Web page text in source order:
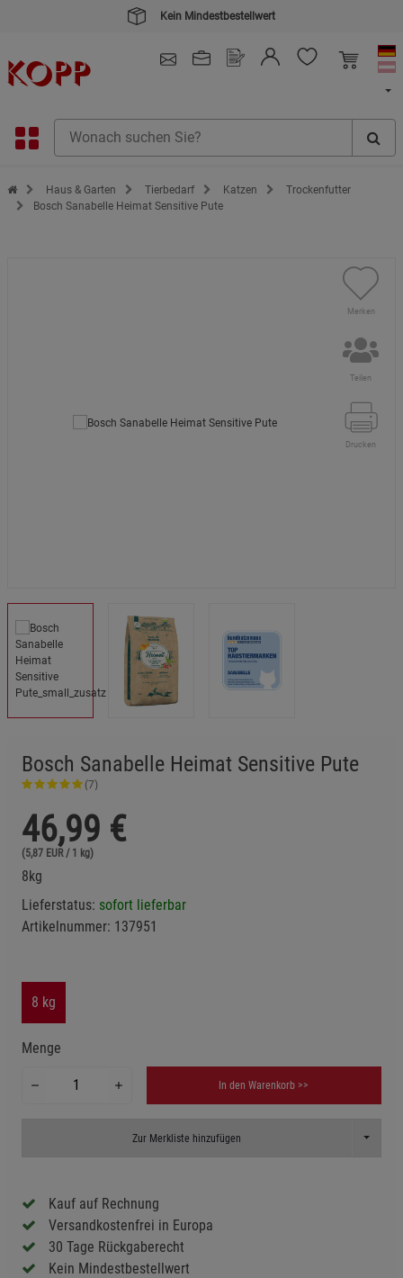
Zur Startseite des Kopp Verlag Online-Shop
Haus & Garten Tierbedarf Katzen
Trockenfutter
Bosch Sanabelle Heimat Sensitive Pute
Merken
Teilen
Drucken
Bosch Sanabelle Heimat Sensitive Pute
(7)
46,99 €
(5,87 EUR / 1 kg)
8kg
Lieferstatus: sofort lieferbar
Artikelnummer: 137951
8 kg
Menge
In den Warenkorb >>
Zur Merkliste hinzufügen Toggle
Kauf auf Rechnung
Versandkostenfrei in Europa
30 Tage Rückgaberecht
Kein Mindestbestellwert